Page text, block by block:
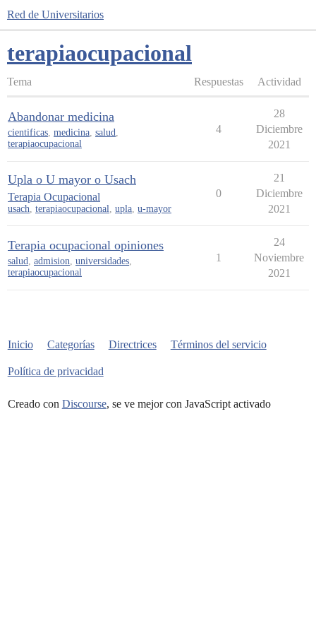
Red de Universitarios
terapiaocupacional
Tema Respuestas Actividad
Abandonar medicina
cientificas, medicina, salud,
terapiaocupacional
4
28
Diciembre
2021
Upla o U mayor o Usach
Terapia Ocupacional
usach, terapiaocupacional, upla, u-mayor
0
21
Diciembre
2021
Terapia ocupacional opiniones
salud, admision, universidades,
terapiaocupacional
1
24
Noviembre
2021
Inicio Categorías Directrices Términos del servicio
Política de privacidad
Creado con Discourse, se ve mejor con JavaScript activado